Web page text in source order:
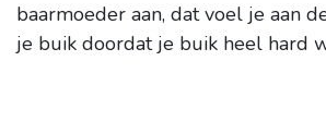
baarmoeder aan, dat voel je aan
je buik doordat je buik heel hard